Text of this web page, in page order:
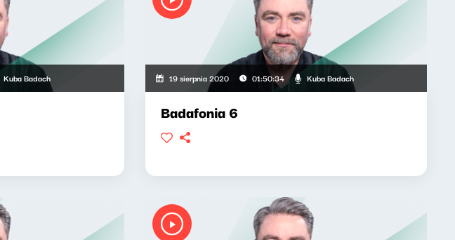
Kuba Badach 19 sierpnia 2020 01:50:34 Kuba Badach
Badafonia 6